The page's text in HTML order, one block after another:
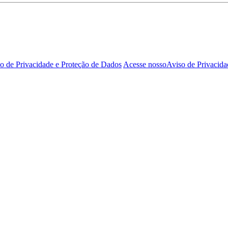
de Privacidade e Proteção de Dados Acesse nossoAviso de